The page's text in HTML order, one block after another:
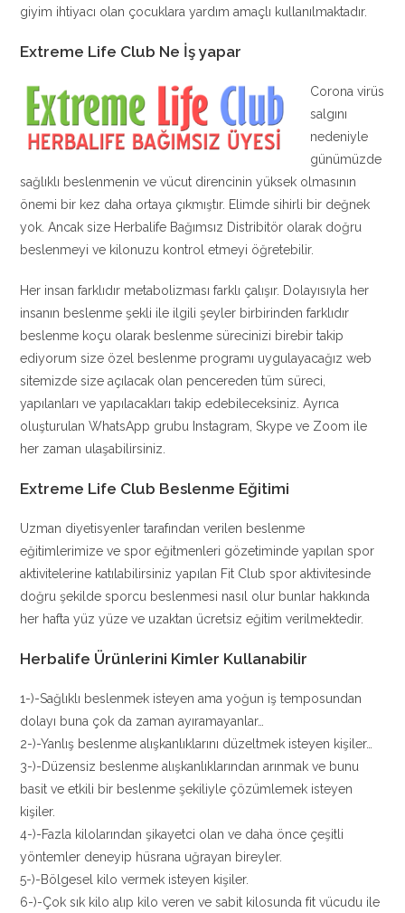
giyim ihtiyacı olan çocuklara yardım amaçlı kullanılmaktadır.
Extreme Life Club Ne İş yapar
Corona virüs
salgını
nedeniyle
günümüzde
sağlıklı beslenmenin ve vücut direncinin yüksek olmasının
önemi bir kez daha ortaya çıkmıştır. Elimde sihirli bir değnek
yok. Ancak size Herbalife Bağımsız Distribitör olarak doğru
beslenmeyi ve kilonuzu kontrol etmeyi öğretebilir.
Her insan farklıdır metabolizması farklı çalışır. Dolayısıyla her
insanın beslenme şekli ile ilgili şeyler birbirinden farklıdır
beslenme koçu olarak beslenme sürecinizi birebir takip
ediyorum size özel beslenme programı uygulayacağız web
sitemizde size açılacak olan pencereden tüm süreci,
yapılanları ve yapılacakları takip edebileceksiniz. Ayrıca
oluşturulan WhatsApp grubu Instagram, Skype ve Zoom ile
her zaman ulaşabilirsiniz.
Extreme Life Club Beslenme Eğitimi
Uzman diyetisyenler tarafından verilen beslenme
eğitimlerimize ve spor eğitmenleri gözetiminde yapılan spor
aktivitelerine katılabilirsiniz yapılan Fit Club spor aktivitesinde
doğru şekilde sporcu beslenmesi nasıl olur bunlar hakkında
her hafta yüz yüze ve uzaktan ücretsiz eğitim verilmektedir.
Herbalife Ürünlerini Kimler Kullanabilir
1-)-Sağlıklı beslenmek isteyen ama yoğun iş temposundan
dolayı buna çok da zaman ayıramayanlar…
2-)-Yanlış beslenme alışkanlıklarını düzeltmek isteyen kişiler…
3-)-Düzensiz beslenme alışkanlıklarından arınmak ve bunu
basit ve etkili bir beslenme şekiliyle çözümlemek isteyen
kişiler.
4-)-Fazla kilolarından şikayetci olan ve daha önce çeşitli
yöntemler deneyip hüsrana uğrayan bireyler.
5-)-Bölgesel kilo vermek isteyen kişiler.
6-)-Çok sık kilo alıp kilo veren ve sabit kilosunda fit vücudu ile